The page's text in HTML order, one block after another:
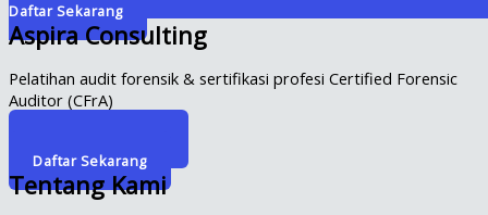
Daftar Sekarang
Aspira Consulting
Pelatihan audit forensik & sertifikasi profesi Certified Forensic
Auditor (CFrA)
Daftar Sekarang
Tentang Kami